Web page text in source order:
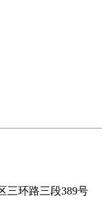
三环路三段389号